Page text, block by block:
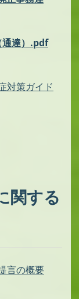
達）.pdf
対策ガイド
関する
言の概要